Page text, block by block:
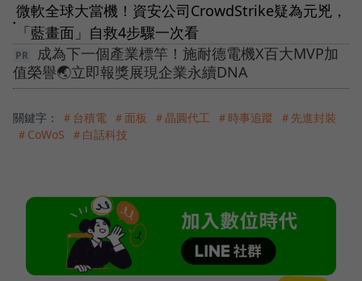
●
微軟全球大當機！資安公司CrowdStrike疑為元兇，
「藍畫面」自救4步驟一次看
成為下一個產業標竿！施耐德電機X百大MVP加
值榮譽🌏立即報獎展現企業永續DNA
關鍵字： ＃台積電 ＃面板 ＃晶圓代工 ＃時事追蹤
＃先進封裝
＃CoWoS
＃白話科技